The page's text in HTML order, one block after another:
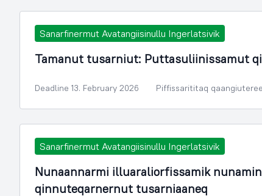
Sanarfinermut Avatangiisinullu Ingerlatsivik
Tamanut tusarniut: Puttasuliinissamut
Deadline 13. February 2026 Piffissarititaq
Sanarfinermut Avatangiisinullu Ingerlatsivik
Nunaannarmi illuaraliorfissamik
qinnuteqarnernut tusarniaaneq